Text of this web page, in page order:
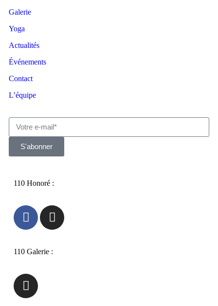
Galerie
Yoga
Actualités
Événements
Contact
L’équipe
S'abonner
110 Honoré :
110 Galerie :